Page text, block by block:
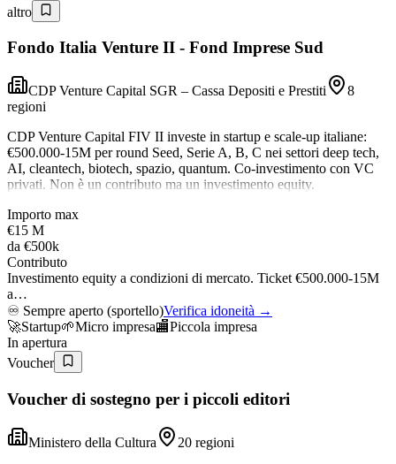
altro
Fondo Italia Venture II - Fond Imprese Sud
CDP Venture Capital SGR – Cassa Depositi e Prestiti
8
regioni
CDP Venture Capital FIV II investe in startup e scale-up italiane:
€500.000-15M per round Seed, Serie A, B, C nei settori deep tech,
AI, cleantech, biotech, spazio, quantum. Co-investimento con VC
privati. Non è un contributo ma un investimento equity.
Importo max
€15 M
da €500k
Contributo
Investimento equity a condizioni di mercato. Ticket €500.000-15M
a…
♾️ Sempre aperto (sportello)Verifica idoneità →
🚀Startup🌱Micro impresa🏬Piccola impresa
In apertura
Voucher
Voucher di sostegno per i piccoli editori
Ministero della Cultura
20 regioni